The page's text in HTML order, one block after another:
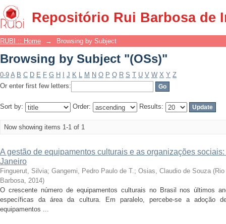
Repositório Rui Barbosa de
Browsing by Subject "(OSs)"
RUBI :: Home → Browsing by Subject
Browsing by Subject "(OSs)"
0-9 A B C D E F G H J K L M N O P Q R S T U V W X Y Z
Or enter first few letters:
Sort by: Order: Results:
Now showing items 1-1 of 1
A gestão de equipamentos culturais e as organizações
Janeiro
Finguerut, Silvia; Gangemi, Pedro Paulo de T.; Osias, Claudio de Souza (
Barbosa, 2014)
O crescente número de equipamentos culturais no Brasil nos últimos
específicas da área da cultura. Em paralelo, percebe-se a adoção
equipamentos ...